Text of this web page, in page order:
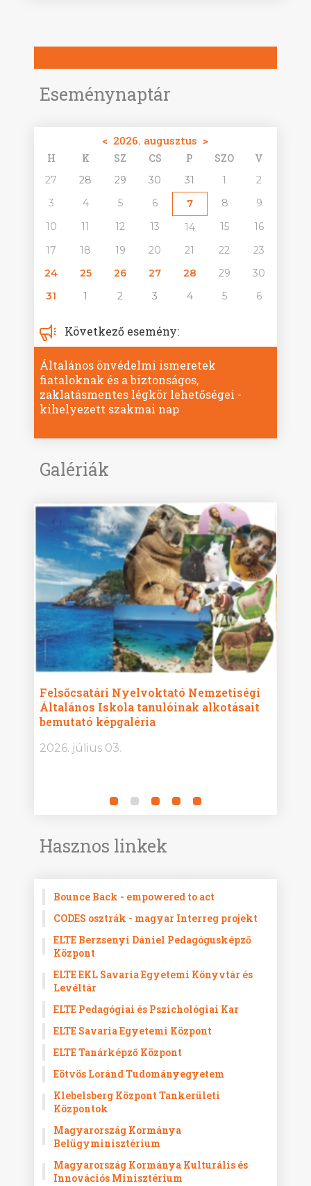
Eseménynaptár
< 2026. augusztus >
H K SZ CS P SZO V
27 28 29 30 31 1
2
3
4 5 6 7 8
9
10
11 12 13 14 15
16
17
18 19 20 21 22
23
24
25 26 27 28 29
30
31
1 2 3 4 5 6
Következő esemény:
Általános önvédelmi ismeretek
fiataloknak és a biztonságos,
zaklatásmentes légkör lehetőségei -
kihelyezett szakmai nap
Galériák
Felsőcsatári Nyelvoktató Nemzetiségi
Általános Iskola tanulóinak alkotásait
bemutató képgaléria
2026. július 03.
Hasznos linkek
Bounce Back - empowered to act
CODES osztrák - magyar Interreg projekt
ELTE Berzsenyi Dániel Pedagógusképző
Központ
ELTE EKL Savaria Egyetemi Könyvtár és
Levéltár
ELTE Pedagógiai és Pszichológiai Kar
ELTE Savaria Egyetemi Központ
ELTE Tanárképző Központ
Eötvös Loránd Tudományegyetem
Klebelsberg Központ Tankerületi
Központok
Magyarország Kormánya
Belügyminisztérium
Magyarország Kormánya Kulturális és
Innovációs Minisztérium